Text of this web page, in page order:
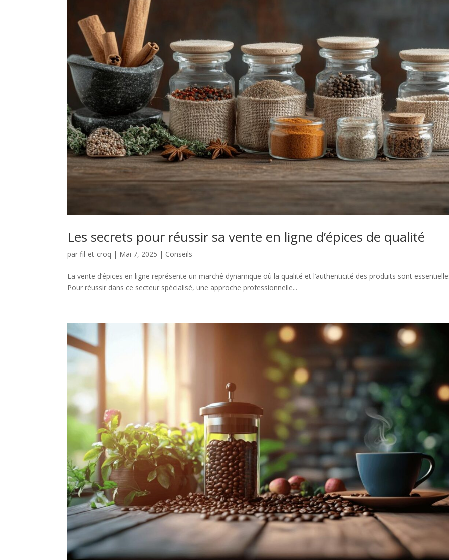
Les secrets pour réussir sa vente en ligne d’épices de qualité
parfil-et-croq | Mai 7, 2025 | Conseils
La vente d’épices en ligne représente un marché dynamique où la qualité et l’authenticité des produits sont
Pour réussir dans ce secteur spécialisé, une approche professionnelle...